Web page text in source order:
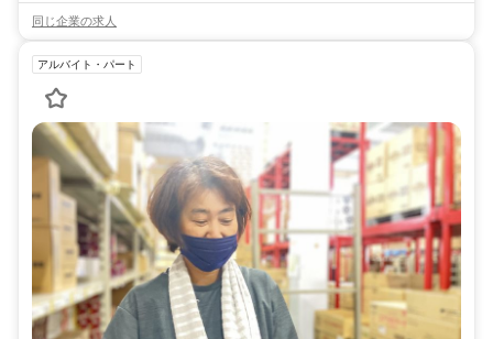
同じ企業の求人
アルバイト・パート